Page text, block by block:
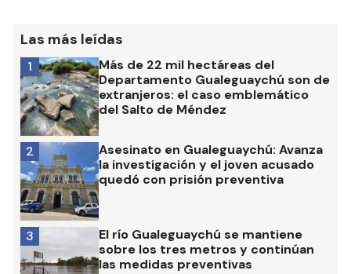
Las más leídas
Más de 22 mil hectáreas del
Departamento Gualeguaychú son de
extranjeros: el caso emblemático
del Salto de Méndez
1
Asesinato en Gualeguaychú: Avanza
la investigación y el joven acusado
quedó con prisión preventiva
2
El río Gualeguaychú se mantiene
sobre los tres metros y continúan
las medidas preventivas
3